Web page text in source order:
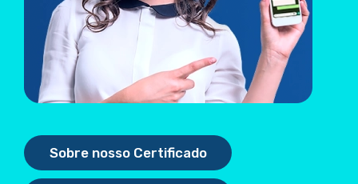
Sobre nosso Certificado